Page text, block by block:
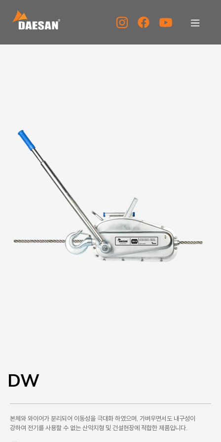
고객센터
홍보센터
KOR
DW
본체와 와이어가 분리되어 이동성을 극대화 하였으며, 가벼우면서도 내구성이
강하여 전기를 사용할 수 없는 산악지형 및 건설현장에 적합한 제품입니다.